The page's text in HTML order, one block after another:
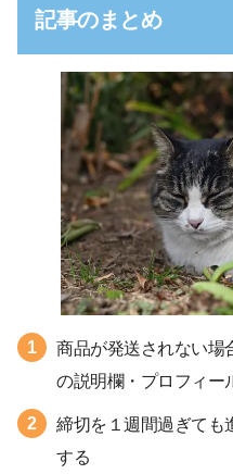
記事のまとめ
商品が発送されない場
の説明欄・プロフィー
締切を１週間過ぎても
する